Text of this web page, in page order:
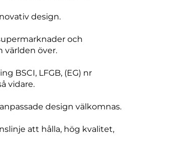
design.
och
världen över.
BSCI, LFGB, (EG) nr
vidare.
design välkomnas.
att hålla, hög kvalitet,